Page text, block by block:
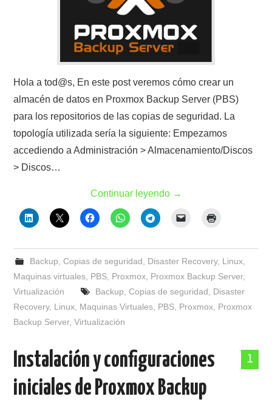
Hola a tod@s, En este post veremos cómo crear un
almacén de datos en Proxmox Backup Server (PBS)
para los repositorios de las copias de seguridad. La
topología utilizada sería la siguiente: Empezamos
accediendo a Administración > Almacenamiento/Discos
> Discos…
Continuar leyendo →
Backup Copias de seguridad Disaster Recovery, Linux,
Maquinas virtuales PBS Proxmox Proxmox Backup Server,
Virtualización
Backup Copias de seguridad
Disaster
Recovery, Linux Maquinas Virtuales PBS Proxmox Proxmox
Backup Server,Virtualización
1
Instalación y configuraciones
iniciales de Proxmox Backup